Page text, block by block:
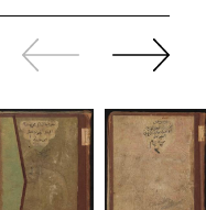
Zurück
sliden
Weiter
sliden